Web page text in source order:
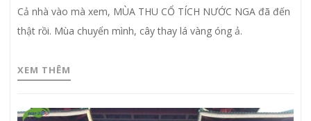
Cả nhà vào mà xem, MÙA THU CỔ TÍCH NƯỚC NGA đã đến
thật rồi. Mùa chuyển mình, cây thay lá vàng óng ả.
XEM THÊM